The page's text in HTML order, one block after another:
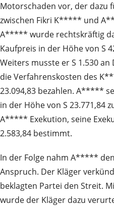
Motorschaden vor, der dazu
zwischen Fikri K***** und
A***** wurde rechtskräftig
Kaufpreis in der Höhe von S
Weiters musste er S 1.530
die Verfahrenskosten des
23.094,83 bezahlen. A*****
in der Höhe von S
A***** Exekution, seine
2.583,84 bestimmt.
In der Folge nahm A*****
Anspruch. Der Kläger
beklagten Partei den Streit.
wurde der Kläger dazu